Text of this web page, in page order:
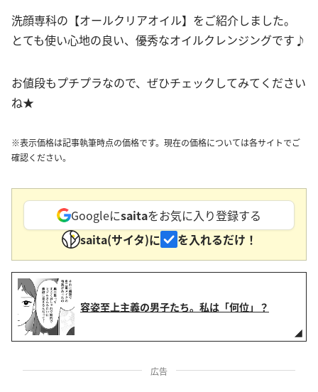
洗顔専科の【オールクリアオイル】をご紹介しました。
とても使い心地の良い、優秀なオイルクレンジングです♪
お値段もプチプラなので、ぜひチェックしてみてください
ね★
※表示価格は記事執筆時点の価格です。現在の価格については各サイトでご
確認ください。
Googleにsaitaをお気に入り登録する
saita(サイタ)に
を入れるだけ！
容姿至上主義の男子たち。私は「何位」？
広告